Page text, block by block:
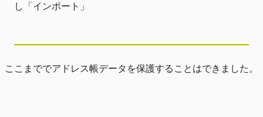
し「インポート」
ここまででアドレス帳データを保護することはできました。